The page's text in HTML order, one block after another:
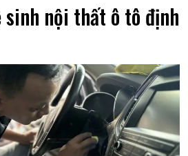
sinh nội thất ô tô định